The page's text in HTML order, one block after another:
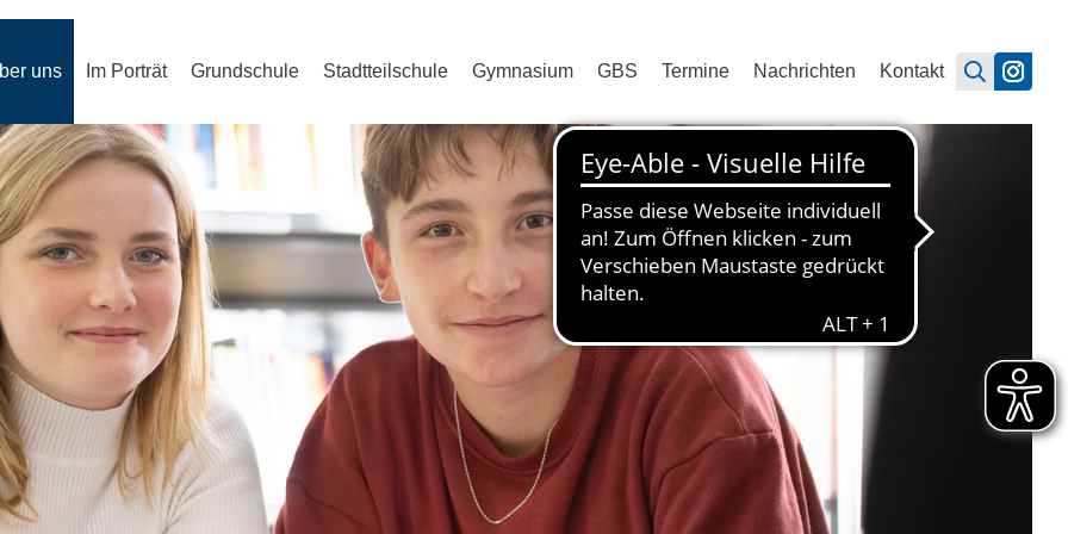
uns Im Porträt Grundschule Stadtteilschule Gymnasium GBS Termine Nachrichten Kontakt